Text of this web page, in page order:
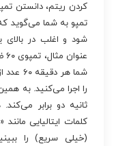
کردن ریتم، دانستن
تمپو به شما می‌گوید
شود و اغلب در
شما
ثانیه دو برابر
کلمات ایتالیایی
(خیلی سریع) را